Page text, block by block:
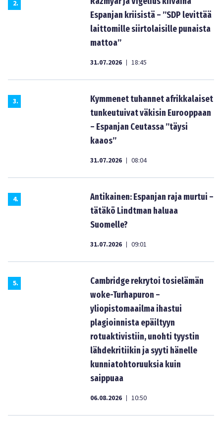
2.
Espanjan kriisistä – ”SDP levittää
laittomille siirtolaisille punaista
mattoa”
31.07.2026 | 18:45
3.
Kymmenet tuhannet afrikkalaiset
tunkeutuivat väkisin Eurooppaan
– Espanjan Ceutassa ”täysi
kaaos”
31.07.2026 | 08:04
4.
Antikainen: Espanjan raja murtui –
tätäkö Lindtman haluaa
Suomelle?
31.07.2026 | 09:01
5.
Cambridge rekrytoi tosielämän
woke-Turhapuron –
yliopistomaailma ihastui
plagioinnista epäiltyyn
rotuaktivistiin, unohti tyystin
lähdekritiikin ja syyti hänelle
kunniatohtoruuksia kuin
saippuaa
06.08.2026 | 10:50